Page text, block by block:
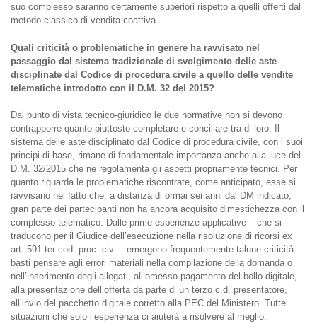
suo complesso saranno certamente superiori rispetto a quelli offerti dal
metodo classico di vendita coattiva.
Quali criticità̀ o problematiche in genere ha ravvisato nel
passaggio dal sistema tradizionale di svolgimento delle aste
disciplinate dal Codice di procedura civile a quello delle vendite
telematiche introdotto con il D.M. 32 del 2015?
Dal punto di vista tecnico-giuridico le due normative non si devono
contrapporre quanto piuttosto completare e conciliare tra di loro. Il
sistema delle aste disciplinato dal Codice di procedura civile, con i suoi
principi di base, rimane di fondamentale importanza anche alla luce del
D.M. 32/2015 che ne regolamenta gli aspetti propriamente tecnici. Per
quanto riguarda le problematiche riscontrate, come anticipato, esse si
ravvisano nel fatto che, a distanza di ormai sei anni dal DM indicato,
gran parte dei partecipanti non ha ancora acquisito dimestichezza con il
complesso telematico. Dalle prime esperienze applicative – che si
traducono per il Giudice dell’esecuzione nella risoluzione di ricorsi ex
art. 591-ter cod. proc. civ. – emergono frequentemente talune criticità:
basti pensare agli errori materiali nella compilazione della domanda o
nell’inserimento degli allegati, all’omesso pagamento del bollo digitale,
alla presentazione dell’offerta da parte di un terzo c.d. presentatore,
all’invio del pacchetto digitale corretto alla PEC del Ministero. Tutte
situazioni che solo l’esperienza ci aiuterà a risolvere al meglio.